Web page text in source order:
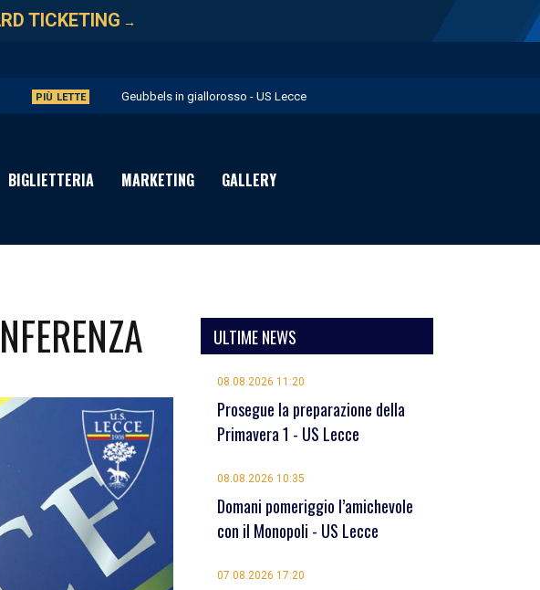
TICKETING →
PIÙ LETTE Geubbels in giallorosso - US Lecce
Aratravel è Premium Partner per la stagione 2026/27 - US Lecce
Primavera 1: Flies in giallorosso - US Lecce
BIGLIETTERIA MARKETING GALLERY
ULTIME NEWS
08.08.2026 11:20
Prosegue la preparazione della
Primavera 1 - US Lecce
08.08.2026 10:35
Domani pomeriggio l’amichevole
con il Monopoli - US Lecce
07.08.2026 17:20